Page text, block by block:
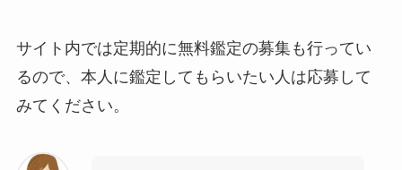
サイト内では定期的に無料鑑定の募集も行ってい
るので、本人に鑑定してもらいたい人は応募して
みてください。